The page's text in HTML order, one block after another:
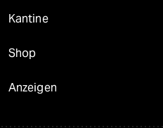
Kantine
Shop
Anzeigen